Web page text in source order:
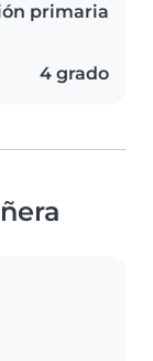
primaria
4 grado